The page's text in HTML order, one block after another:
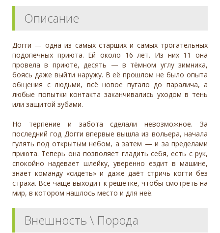
Описание
Догги — одна из самых старших и самых трогательных
подопечных приюта. Ей около 16 лет. Из них 11 она
провела в приюте, десять — в тёмном углу зимника,
боясь даже выйти наружу. В её прошлом не было опыта
общения с людьми, всё новое пугало до паралича, а
любые попытки контакта заканчивались уходом в тень
или защитой зубами.
Но терпение и забота сделали невозможное. За
последний год Догги впервые вышла из вольера, начала
гулять под открытым небом, а затем — и за пределами
приюта. Теперь она позволяет гладить себя, есть с рук,
спокойно надевает шлейку, уверенно ездит в машине,
знает команду «сидеть» и даже даёт стричь когти без
страха. Всё чаще выходит к решётке, чтобы смотреть на
мир, в котором нашлось место и для неё.
Внешность \ Порода